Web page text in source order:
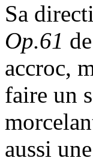
Sa
Op.61
accroc,
faire un
aussi